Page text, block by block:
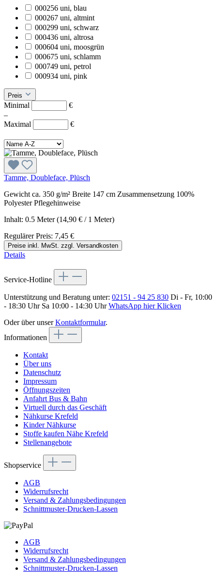
000256 uni, blau
000267 uni, altmint
000299 uni, schwarz
000436 uni, altrosa
000604 uni, moosgrün
000675 uni, schlamm
000749 uni, petrol
000934 uni, pink
Preis
Minimal
€
–
Maximal
€
Tamme, Doubleface, Plüsch
Gewicht ca. 350 g/m² Breite 147 cm Zusammensetzung 100%
Polyester Pflegehinweise
Inhalt: 0.5 Meter(14,90 € / 1 Meter)
Regulärer Preis: 7,45 €
Preise inkl. MwSt. zzgl. Versandkosten
Details
Service-Hotline
Unterstützung und Beratung unter: 02151 - 94 25 830 Di - Fr, 10:00
- 18:30 Uhr Sa 10:00 - 14:30 UhrWhatsApp hier Klicken
Oder über unserKontaktformular.
Informationen
Kontakt
Über uns
Datenschutz
Impressum
Öffnungszeiten
Anfahrt Bus & Bahn
Virtuell durch das Geschäft
Nähkurse Krefeld
Kinder Nähkurse
Stoffe kaufen Nähe Krefeld
Stellenangebote
Shopservice
AGB
Widerrufsrecht
Versand & Zahlungsbedingungen
Schnittmuster-Drucken-Lassen
AGB
Widerrufsrecht
Versand & Zahlungsbedingungen
Schnittmuster-Drucken-Lassen